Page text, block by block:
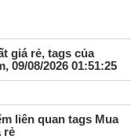
giá rẻ, tags của
09/08/2026 01:51:25
liên quan tags Mua
rẻ